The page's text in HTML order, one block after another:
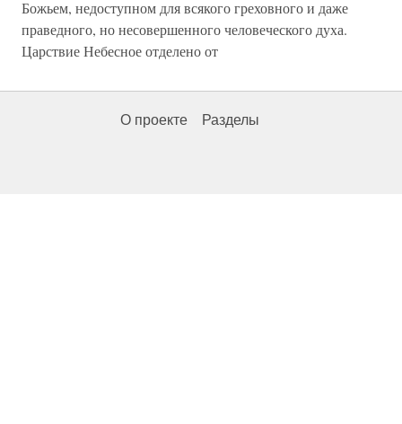
Божьем, недоступном для всякого греховного и даже
праведного, но несовершенного человеческого духа.
Царствие Небесное отделено от
О проекте Разделы